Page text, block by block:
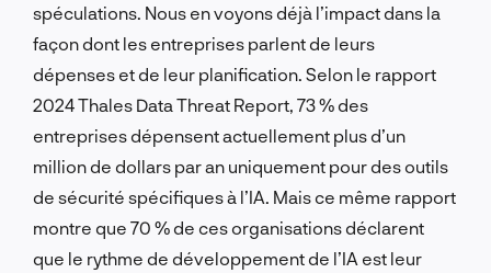
spéculations. Nous en voyons déjà l’impact dans la
façon dont les entreprises parlent de leurs
dépenses et de leur planification. Selon le rapport
2024 Thales Data Threat Report, 73 % des
entreprises dépensent actuellement plus d’un
million de dollars par an uniquement pour des outils
de sécurité spécifiques à l’IA. Mais ce même rapport
montre que 70 % de ces organisations déclarent
que le rythme de développement de l’IA est leur